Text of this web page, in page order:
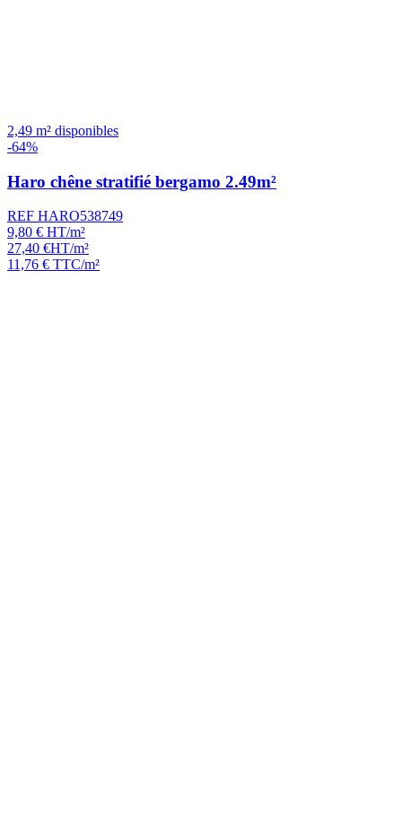
2,49 m² disponibles
-64%
Haro chêne stratifié bergamo 2.49m²
REF HARO538749
9,80 € HT/m²
27,40 €HT/m²
11,76 € TTC/m²